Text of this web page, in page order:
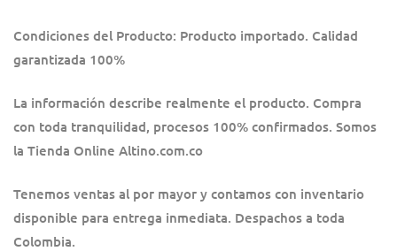
Condiciones del Producto: Producto importado. Calidad
garantizada 100%
La información describe realmente el producto. Compra
con toda tranquilidad, procesos 100% confirmados. Somos
la Tienda Online Altino.com.co
Tenemos ventas al por mayor y contamos con inventario
disponible para entrega inmediata. Despachos a toda
Colombia.